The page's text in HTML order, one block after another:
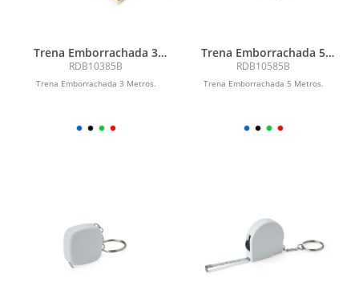
Trena Emborrachada 3
Metros
RDB10385B
Trena Emborrachada 3 Metros.
Trena Emborrachada 5
Metros
RDB10585B
Trena Emborrachada 5 Metros.